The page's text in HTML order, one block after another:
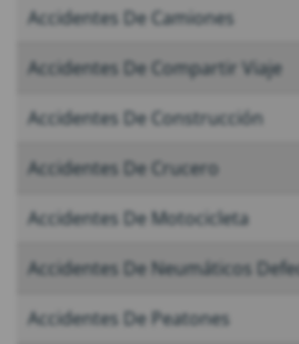
Accidentes De Camiones
Accidentes De Compartir Viaje
Accidentes De Construcción
Accidentes De Crucero
Accidentes De Motocicleta
Accidentes De Neumáticos
Accidentes De Peatones